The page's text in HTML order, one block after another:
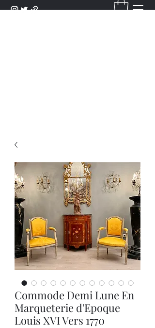
Commode Demi Lune En
Marqueterie d'Epoque
Louis XVI Vers 1770